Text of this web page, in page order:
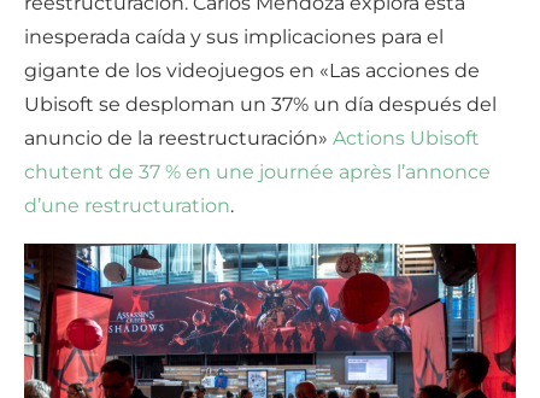
inesperada caída y sus implicaciones para el
gigante de los videojuegos en «Las acciones de
Ubisoft se desploman un 37% un día después del
anuncio de la reestructuración» Actions Ubisoft
chutent de 37 % en une journée après l’annonce
d’une restructuration.